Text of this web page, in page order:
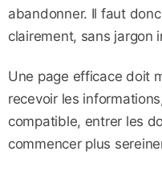
abandonner. Il faut
clairement, sans jargon
Une page efficace doit
recevoir les
compatible, entrer les
commencer plus